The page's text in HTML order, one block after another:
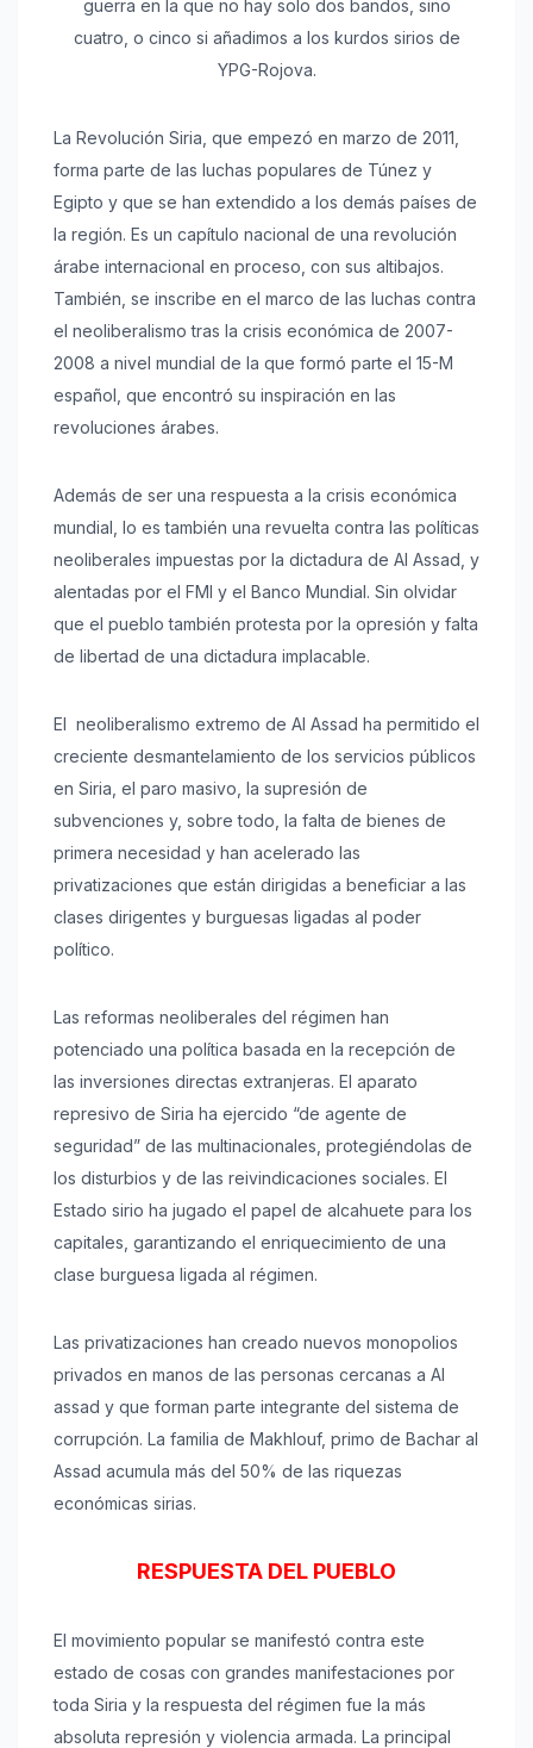
guerra en la que no hay solo dos bandos, sino
cuatro, o cinco si añadimos a los kurdos sirios de
YPG-Rojova.
La Revolución Siria, que empezó en marzo de 2011,
forma parte de las luchas populares de Túnez y
Egipto y que se han extendido a los demás países de
la región. Es un capítulo nacional de una revolución
árabe internacional en proceso, con sus altibajos.
También, se inscribe en el marco de las luchas contra
el neoliberalismo tras la crisis económica de 2007-
2008 a nivel mundial de la que formó parte el 15-M
español, que encontró su inspiración en las
revoluciones árabes.
Además de ser una respuesta a la crisis económica
mundial, lo es también una revuelta contra las políticas
neoliberales impuestas por la dictadura de Al Assad, y
alentadas por el FMI y el Banco Mundial. Sin olvidar
que el pueblo también protesta por la opresión y falta
de libertad de una dictadura implacable.
El neoliberalismo extremo de Al Assad ha permitido el
creciente desmantelamiento de los servicios públicos
en Siria, el paro masivo, la supresión de
subvenciones y, sobre todo, la falta de bienes de
primera necesidad y han acelerado las
privatizaciones que están dirigidas a beneficiar a las
clases dirigentes y burguesas ligadas al poder
político.
Las reformas neoliberales del régimen han
potenciado una política basada en la recepción de
las inversiones directas extranjeras. El aparato
represivo de Siria ha ejercido “de agente de
seguridad” de las multinacionales, protegiéndolas de
los disturbios y de las reivindicaciones sociales. El
Estado sirio ha jugado el papel de alcahuete para los
capitales, garantizando el enriquecimiento de una
clase burguesa ligada al régimen.
Las privatizaciones han creado nuevos monopolios
privados en manos de las personas cercanas a Al
assad y que forman parte integrante del sistema de
corrupción. La familia de Makhlouf, primo de Bachar al
Assad acumula más del 50% de las riquezas
económicas sirias.
RESPUESTA DEL PUEBLO
El movimiento popular se manifestó contra este
estado de cosas con grandes manifestaciones por
toda Siria y la respuesta del régimen fue la más
absoluta represión y violencia armada. La principal